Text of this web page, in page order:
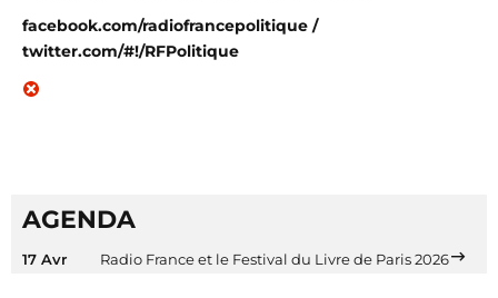
facebook.com/radiofrancepolitique /
twitter.com/#!/RFPolitique
AGENDA
17 Avr Radio France et le Festival du Livre de Paris 2026